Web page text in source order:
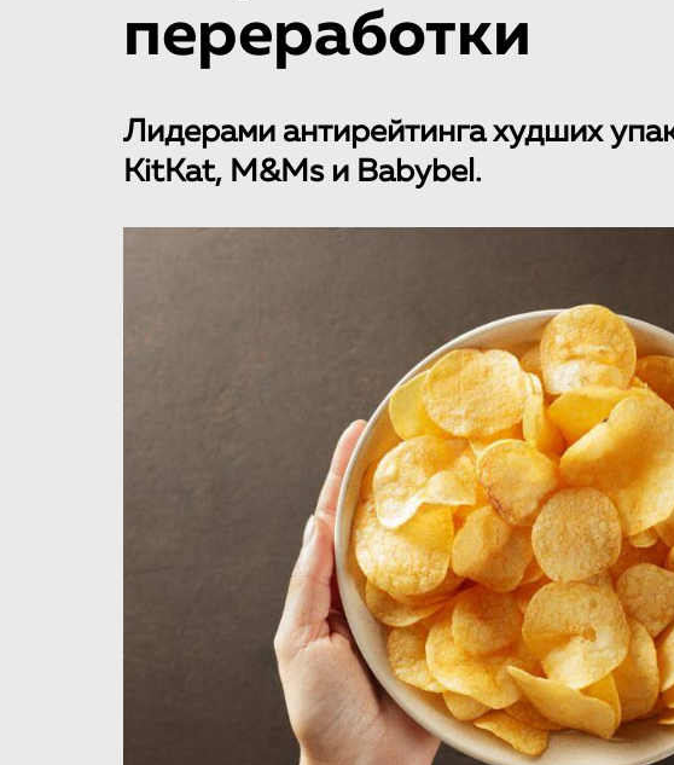
переработки
Лидерами антирейтинга худших
KitKat, M&Ms и Babybel.